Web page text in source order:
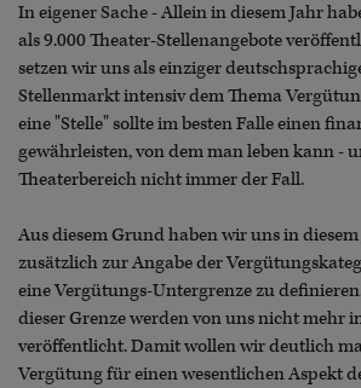
In eigener Sache - Allein in diesem Jahr
als 9.000 Theater-Stellenangebote
setzen wir uns als einziger
Stellenmarkt intensiv dem Thema
eine "Stelle" sollte im besten Falle einen
gewährleisten, von dem man leben kann -
Theaterbereich nicht immer der Fall.
Aus diesem Grund haben wir uns in
zusätzlich zur Angabe der
eine Vergütungs-Untergrenze zu
dieser Grenze werden von uns nicht mehr
veröffentlicht. Damit wollen wir deutlich
Vergütung für einen wesentlichen Aspekt